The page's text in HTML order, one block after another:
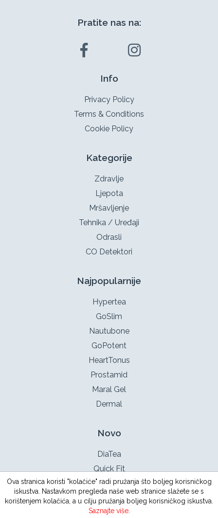
Ova stranica koristi "kolačiće" radi pružanja što boljeg korisničkog
iskustva. Nastavkom pregleda naše web stranice slažete se s
korištenjem kolačića, a u cilju pružanja boljeg korisničkog iskustva.
Saznajte više.
Pratite nas na:
Info
Privacy Policy
Terms & Conditions
Cookie Policy
Kategorije
Zdravlje
Ljepota
Mršavljenje
Tehnika / Uređaji
Odrasli
CO Detektori
Najpopularnije
Hypertea
GoSlim
Nautubone
GoPotent
HeartTonus
Prostamid
Maral Gel
Dermal
Novo
DiaTea
Quick Fit
TestoX
Intimotea